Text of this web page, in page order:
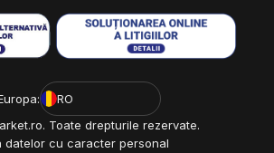
RO
Toate drepturile rezervate.
datelor cu caracter personal